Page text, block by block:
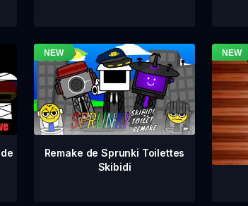
Remake de Sprunki Toilettes
Skibidi